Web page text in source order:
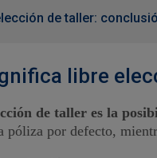
de taller:
libre
de taller es la
póliza por defecto,